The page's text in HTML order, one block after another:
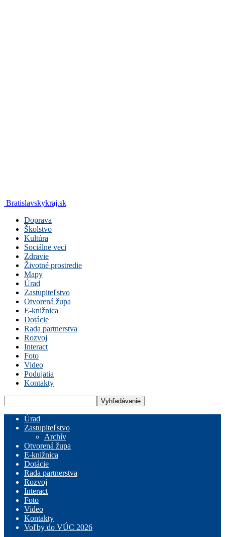
Bratislavskykraj.sk
Doprava
Školstvo
Kultúra
Sociálne veci
Zdravie
Životné prostredie
Mapy
Úrad
Zastupiteľstvo
Otvorená župa
E-knižnica
Dotácie
Rada partnerstva
Rozvoj
Interact
Foto
Video
Podujatia
Kontakty
Úrad
Zastupiteľstvo
Archív
Otvorená župa
E-knižnica
Dotácie
Rada partnerstva
Rozvoj
Interact
Foto
Video
Kontakty
Voľby do VÚC 2026